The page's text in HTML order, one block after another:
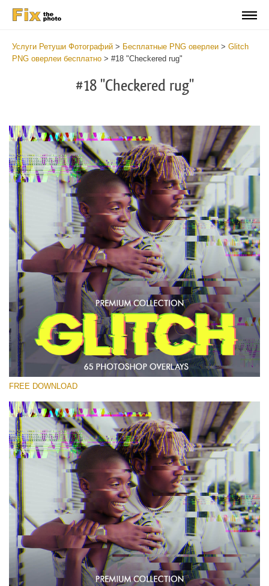
Услуги Ретуши Фотографий > Бесплатные PNG оверлеи > Glitch
PNG оверлеи бесплатно > #18 "Checkered rug"
#18 "Checkered rug"
Выберите Вариант
Free PNG Overlay #18
Small 800*533px
Glitch Effect
(65 Overlays)
Sky Boundless
(347 Overlays)
Large 6000*4000px
Entire Collection
(1783 Overlays)
Large 6000*4000px
Скачать Бесплатно
FREE DOWNLOAD